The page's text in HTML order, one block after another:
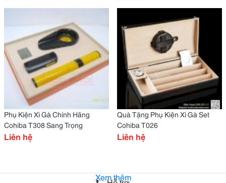
Phụ Kiện Xì Gà Chính Hãng
Cohiba T308 Sang Trọng
Liên hệ
Quà Tặng Phụ Kiện Xì Gà Set
Cohiba T026
Liên hệ
Xem thêm